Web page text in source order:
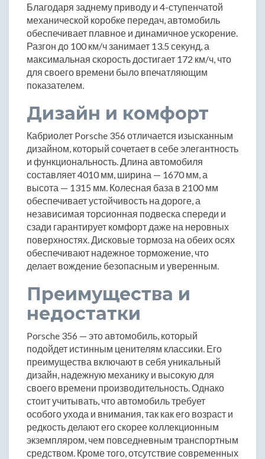
Благодаря заднему приводу и 4-ступенчатой
механической коробке передач, автомобиль
обеспечивает плавное и динамичное ускорение.
Разгон до 100 км/ч занимает 13.5 секунд, а
максимальная скорость достигает 172 км/ч, что
для своего времени было впечатляющим
показателем.
Дизайн и комфорт
Кабриолет Porsche 356 отличается изысканным
дизайном, который сочетает в себе элегантность
и функциональность. Длина автомобиля
составляет 4010 мм, ширина — 1670 мм, а
высота — 1315 мм. Колесная база в 2100 мм
обеспечивает устойчивость на дороге, а
независимая торсионная подвеска спереди и
сзади гарантирует комфорт даже на неровных
поверхностях. Дисковые тормоза на обеих осях
обеспечивают надежное торможение, что
делает вождение безопасным и уверенным.
Преимущества и
недостатки
Porsche 356 — это автомобиль, который
подойдет истинным ценителям классики. Его
преимущества включают в себя уникальный
дизайн, надежную механику и высокую для
своего времени производительность. Однако
стоит учитывать, что автомобиль требует
особого ухода и внимания, так как его возраст и
редкость делают его скорее коллекционным
экземпляром, чем повседневным транспортным
средством. Кроме того, отсутствие современных